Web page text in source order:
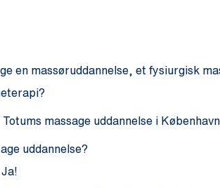
en massøruddannelse, et fysiurgisk
massage uddannelse i
uddannelse?